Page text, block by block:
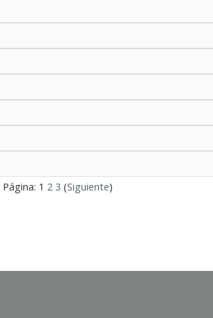
Página: 1 2 3 (Siguiente)